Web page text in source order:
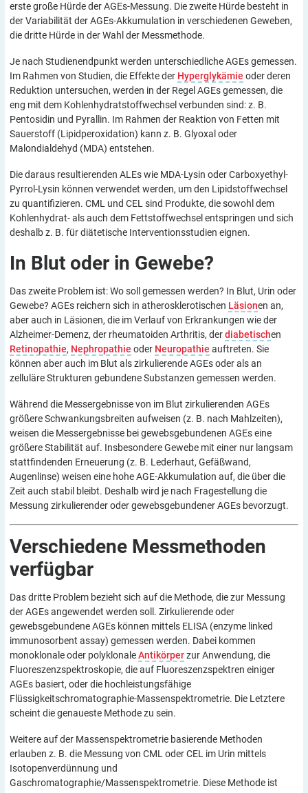
erste große Hürde der AGEs-Messung. Die zweite Hürde besteht in
der Variabilität der AGEs-Akkumulation in verschiedenen Geweben,
die dritte Hürde in der Wahl der Messmethode.
Je nach Studienendpunkt werden unterschiedliche AGEs gemessen.
Im Rahmen von Studien, die Effekte der Hyperglykämie oder deren
Reduktion untersuchen, werden in der Regel AGEs gemessen, die
eng mit dem Kohlenhydratstoffwechsel verbunden sind: z. B.
Pentosidin und Pyrallin. Im Rahmen der Reaktion von Fetten mit
Sauerstoff (Lipidperoxidation) kann z. B. Glyoxal oder
Malondialdehyd (MDA) entstehen.
Die daraus resultierenden ALEs wie MDA-Lysin oder Carboxyethyl-
Pyrrol-Lysin können verwendet werden, um den Lipidstoffwechsel
zu quantifizieren. CML und CEL sind Produkte, die sowohl dem
Kohlenhydrat- als auch dem Fettstoffwechsel entspringen und sich
deshalb z. B. für diätetische Interventionsstudien eignen.
In Blut oder in Gewebe?
Das zweite Problem ist: Wo soll gemessen werden? In Blut, Urin oder
Gewebe? AGEs reichern sich in atherosklerotischen Läsionen an,
aber auch in Läsionen, die im Verlauf von Erkrankungen wie der
Alzheimer-Demenz, der rheumatoiden Arthritis, derdiabetischen
Retinopathie, Nephropathie oder Neuropathie auftreten. Sie
können aber auch im Blut als zirkulierende AGEs oder als an
zelluläre Strukturen gebundene Substanzen gemessen werden.
Während die Messergebnisse von im Blut zirkulierenden AGEs
größere Schwankungsbreiten aufweisen (z. B. nach Mahlzeiten),
weisen die Messergebnisse bei gewebsgebundenen AGEs eine
größere Stabilität auf. Insbesondere Gewebe mit einer nur langsam
stattfindenden Erneuerung (z. B. Lederhaut, Gefäßwand,
Augenlinse) weisen eine hohe AGE-Akkumulation auf, die über die
Zeit auch stabil bleibt. Deshalb wird je nach Fragestellung die
Messung zirkulierender oder gewebsgebundener AGEs bevorzugt.
Verschiedene Messmethoden
verfügbar
Das dritte Problem bezieht sich auf die Methode, die zur Messung
der AGEs angewendet werden soll. Zirkulierende oder
gewebsgebundene AGEs können mittels ELISA (enzyme linked
immunosorbent assay) gemessen werden. Dabei kommen
monoklonale oder polyklonaleAntikörperzur Anwendung, die
Fluoreszenzspektroskopie, die auf Fluoreszenzspektren einiger
AGEs basiert, oder die hochleistungsfähige
Flüssigkeitschromatographie-Massenspektrometrie. Die Letztere
scheint die genaueste Methode zu sein.
Weitere auf der Massenspektrometrie basierende Methoden
erlauben z. B. die Messung von CML oder CEL im Urin mittels
Isotopenverdünnung und
Gaschromatographie/Massenspektrometrie. Diese Methode ist